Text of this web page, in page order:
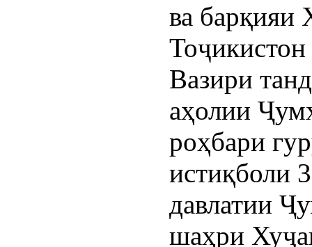
ва барқияи
Тоҷикистон
Вазири
аҳолии
роҳбари
истиқболи
давлатии
шаҳри